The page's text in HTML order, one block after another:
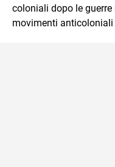
coloniali dopo le guerre
movimenti